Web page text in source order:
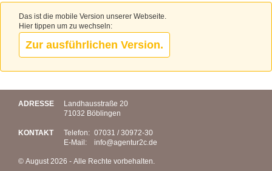
Das ist die mobile Version unserer Webseite.
Hier tippen um zu wechseln:
Zur ausführlichen Version.
ADRESSE
Landhausstraße 20
71032 Böblingen
KONTAKT Telefon: 07031 / 30972-30
E-Mail:
info@agentur2c.de
© August 2026 - Alle Rechte vorbehalten.